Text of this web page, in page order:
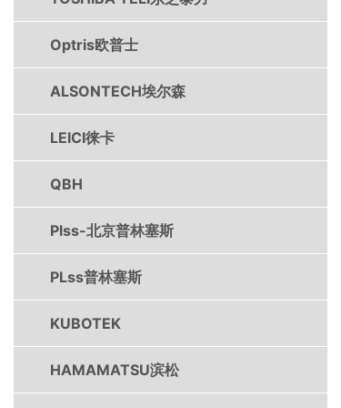
Optris欧普士
ALSONTECH埃尔森
LEICI徕卡
QBH
Plss-北京普林塞斯
PLss普林塞斯
KUBOTEK
HAMAMATSU滨松